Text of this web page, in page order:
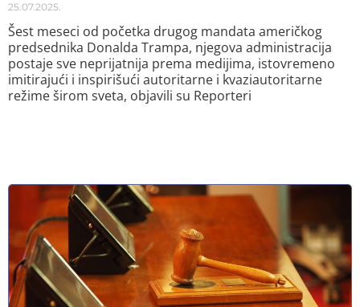
25.07.2025.
Šest meseci od početka drugog mandata američkog
predsednika Donalda Trampa, njegova administracija
postaje sve neprijatnija prema medijima, istovremeno
imitirajući i inspirišući autoritarne i kvaziautoritarne
režime širom sveta, objavili su Reporteri